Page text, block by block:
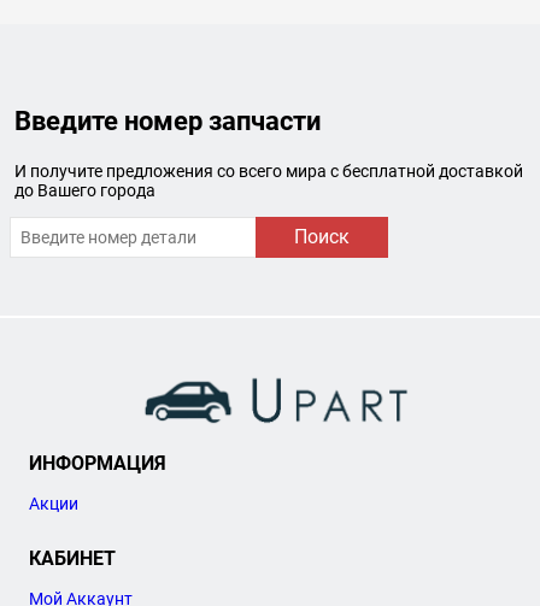
Введите номер запчасти
И получите предложения со всего мира с бесплатной доставкой
до Вашего города
Поиск
ИНФОРМАЦИЯ
Акции
КАБИНЕТ
Мой Аккаунт